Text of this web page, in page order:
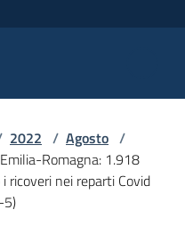
2022 / Agosto /
Romagna: 1.918
ricoveri nei reparti Covid
5)